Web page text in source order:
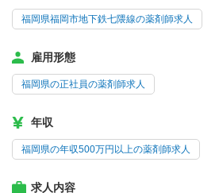
福岡県福岡市地下鉄七隈線の薬剤師求人
雇用形態
福岡県の正社員の薬剤師求人
年収
福岡県の年収500万円以上の薬剤師求人
求人内容